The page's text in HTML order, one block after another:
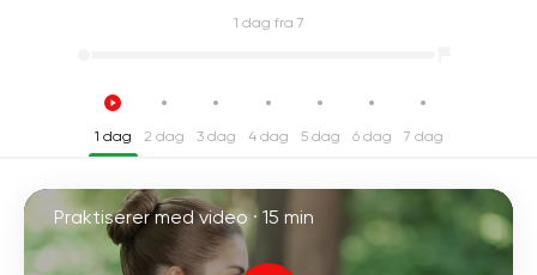
1 dag fra 7
1 dag 2 dag 3 dag 4 dag 5 dag 6 dag 7 dag
Praktiserer med video · 15 min